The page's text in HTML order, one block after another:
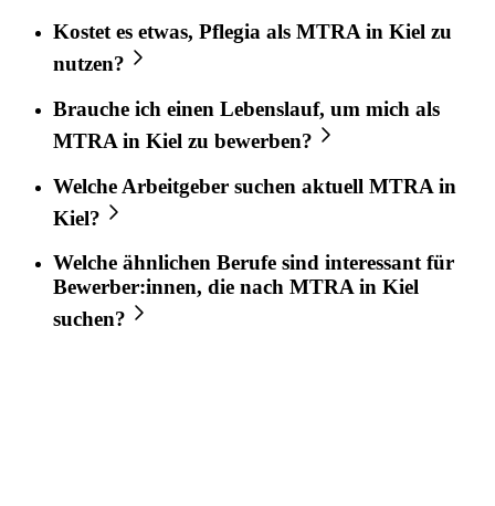
Kostet es etwas, Pflegia als MTRA in Kiel zu
nutzen?
Brauche ich einen Lebenslauf, um mich als
MTRA in Kiel zu bewerben?
Welche Arbeitgeber suchen aktuell MTRA in
Kiel?
Welche ähnlichen Berufe sind interessant für
Bewerber:innen, die nach MTRAin Kiel
suchen?